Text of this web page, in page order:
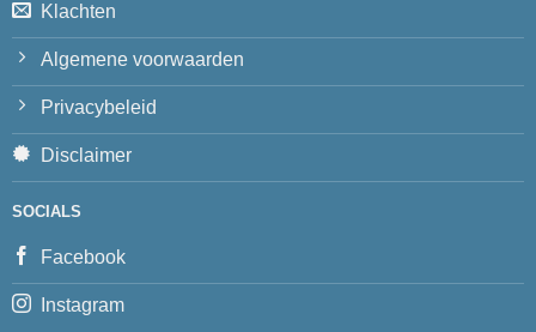
Klachten
Algemene voorwaarden
Privacybeleid
Disclaimer
SOCIALS
Facebook
Instagram